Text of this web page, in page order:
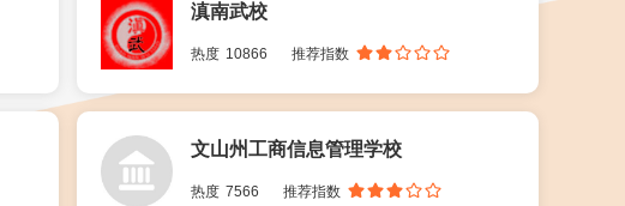
滇南武校
热度 10866 推荐指数
文山州工商信息管理学校
热度 7566 推荐指数